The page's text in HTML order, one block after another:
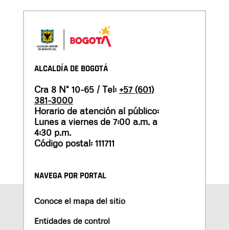
ALCALDÍA DE BOGOTÁ
Cra 8 N° 10-65 / Tel: +57 (601)
381-3000
Horario de atención al público:
Lunes a viernes de 7:00 a.m. a
4:30 p.m.
Código postal: 111711
NAVEGA POR PORTAL
Conoce el mapa del sitio
Entidades de control